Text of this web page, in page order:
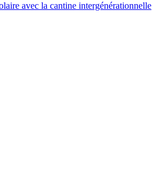
avec la cantine intergénérationnelle